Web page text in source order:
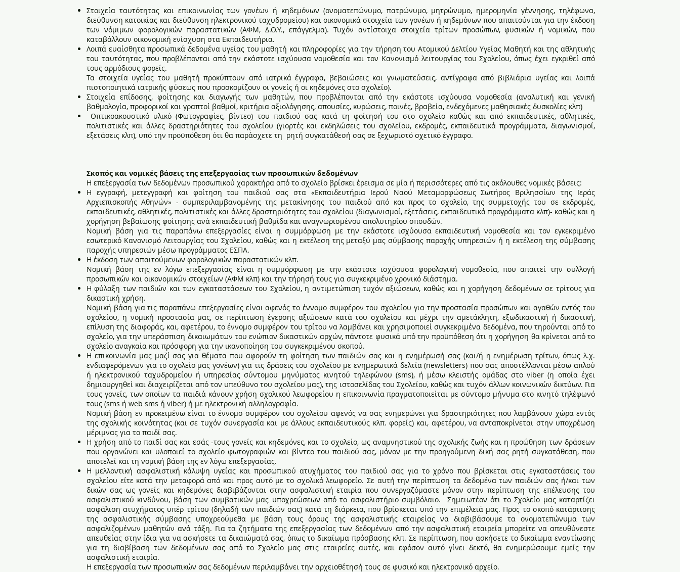
Στοιχεία ταυτότητας και επικοινωνίας των γονέων ή κηδεμόνων (ονοματεπώνυμο, πατρώνυμο, μητρώνυμο, ημερομηνία γέννησης, τηλέφωνα,
διεύθυνση κατοικίας και διεύθυνση ηλεκτρονικού ταχυδρομείου) και οικονομικά στοιχεία των γονέων ή κηδεμόνων που απαιτούνται για την έκδοση
των νόμιμων φορολογικών παραστατικών (ΑΦΜ, Δ.Ο.Υ., επάγγελμα). Τυχόν αντίστοιχα στοιχεία τρίτων προσώπων, φυσικών ή νομικών, που
καταβάλλουν οικονομική ενίσχυση στα Εκπαιδευτήρια.
Λοιπά ευαίσθητα προσωπικά δεδομένα υγείας του μαθητή και πληροφορίες για την τήρηση του Ατομικού Δελτίου Υγείας Μαθητή και της αθλητικής
του ταυτότητας, που προβλέπονται από την εκάστοτε ισχύουσα νομοθεσία και τον Κανονισμό λειτουργίας του Σχολείου, όπως έχει εγκριθεί από
τους αρμόδιους φορείς.
Τα στοιχεία υγείας του μαθητή προκύπτουν από ιατρικά έγγραφα, βεβαιώσεις και γνωματεύσεις, αντίγραφα από βιβλιάρια υγείας και λοιπά
πιστοποιητικά ιατρικής φύσεως που προσκομίζουν οι γονείς ή οι κηδεμόνες στο σχολείο).
Στοιχεία επίδοσης, φοίτησης και διαγωγής των μαθητών, που προβλέπονται από την εκάστοτε ισχύουσα νομοθεσία (αναλυτική και γενική
βαθμολογία, προφορικοί και γραπτοί βαθμοί, κριτήρια αξιολόγησης, απουσίες, κυρώσεις, ποινές, βραβεία, ενδεχόμενες μαθησιακές δυσκολίες κλπ)
Οπτικοακουστικό υλικό (Φωτογραφίες, βίντεο) του παιδιού σας κατά τη φοίτησή του στο σχολείο καθώς και από εκπαιδευτικές, αθλητικές,
πολιτιστικές και άλλες δραστηριότητες του σχολείου (γιορτές και εκδηλώσεις του σχολείου, εκδρομές, εκπαιδευτικά προγράμματα, διαγωνισμοί,
εξετάσεις κλπ), υπό την προϋπόθεση ότι θα παράσχετε τη ρητή συγκατάθεσή σας σε ξεχωριστό σχετικό έγγραφο.
Σκοπός και νομικές βάσεις της επεξεργασίας των προσωπικών δεδομένων
Η επεξεργασία των δεδομένων προσωπικού χαρακτήρα από το σχολείο βρίσκει έρεισμα σε μία ή περισσότερες από τις ακόλουθες νομικές βάσεις:
Η εγγραφή, μετεγγραφή και φοίτηση του παιδιού σας στα «Εκπαιδευτήρια Ιερού Ναού Μεταμορφώσεως Σωτήρος Βριλησσίων της Ιεράς
Αρχιεπισκοπής Αθηνών» - συμπεριλαμβανομένης της μετακίνησης του παιδιού από και προς το σχολείο, της συμμετοχής του σε εκδρομές,
εκπαιδευτικές, αθλητικές, πολιτιστικές και άλλες δραστηριότητες του σχολείου (διαγωνισμοί, εξετάσεις, εκπαιδευτικά προγράμματα κλπ)- καθώς και η
χορήγηση βεβαίωσης φοίτησης ανά εκπαιδευτική βαθμίδα και αναγνωρισμένου απολυτηρίου σπουδών.
Νομική βάση για τις παραπάνω επεξεργασίες είναι η συμμόρφωση με την εκάστοτε ισχύουσα εκπαιδευτική νομοθεσία και τον εγκεκριμένο
εσωτερικό Κανονισμό Λειτουργίας του Σχολείου, καθώς και η εκτέλεση της μεταξύ μας σύμβασης παροχής υπηρεσιών ή η εκτέλεση της σύμβασης
παροχής υπηρεσιών μέσω προγράμματος ΕΣΠΑ.
Η έκδοση των απαιτούμενων φορολογικών παραστατικών κλπ.
Νομική βάση της εν λόγω επεξεργασίας είναι η συμμόρφωση με την εκάστοτε ισχύουσα φορολογική νομοθεσία, που απαιτεί την συλλογή
προσωπικών και οικονομικών στοιχείων (ΑΦΜ κλπ) και την τήρησή τους για συγκεκριμένο χρονικό διάστημα.
Η φύλαξη των παιδιών και των εγκαταστάσεων του Σχολείου, η αντιμετώπιση τυχόν αξιώσεων, καθώς και η χορήγηση δεδομένων σε τρίτους για
δικαστική χρήση.
Νομική βάση για τις παραπάνω επεξεργασίες είναι αφενός το έννομο συμφέρον του σχολείου για την προστασία προσώπων και αγαθών εντός του
σχολείου, η νομική προστασία μας, σε περίπτωση έγερσης αξιώσεων κατά του σχολείου και μέχρι την αμετάκλητη, εξωδικαστική ή δικαστική,
επίλυση της διαφοράς, και, αφετέρου, το έννομο συμφέρον του τρίτου να λαμβάνει και χρησιμοποιεί συγκεκριμένα δεδομένα, που τηρούνται από το
σχολείο, για την υπεράσπιση δικαιωμάτων του ενώπιον δικαστικών αρχών, πάντοτε φυσικά υπό την προϋπόθεση ότι η χορήγηση θα κρίνεται από το
σχολείο αναγκαία και πρόσφορη για την ικανοποίηση του συγκεκριμένου σκοπού.
Η επικοινωνία μας μαζί σας για θέματα που αφορούν τη φοίτηση των παιδιών σας και η ενημέρωσή σας (και/ή η ενημέρωση τρίτων, όπως λ.χ.
ενδιαφερόμενων για το σχολείο μας γονέων) για τις δράσεις του σχολείου με ενημερωτικά δελτία (newsletters) που σας αποστέλλονται μέσω απλού
ή ηλεκτρονικού ταχυδρομείου ή υπηρεσίας σύντομου μηνύματος κινητού τηλεφώνου (sms), ή μέσω κλειστής ομάδας στο viber (η οποία έχει
δημιουργηθεί και διαχειρίζεται από τον υπεύθυνο του σχολείου μας), της ιστοσελίδας του Σχολείου, καθώς και τυχόν άλλων κοινωνικών δικτύων. Για
τους γονείς, των οποίων τα παιδιά κάνουν χρήση σχολικού λεωφορείου η επικοινωνία πραγματοποιείται με σύντομο μήνυμα στο κινητό τηλέφωνό
τους (sms ή web sms ή viber) ή με ηλεκτρονική αλληλογραφία.
Νομική βάση εν προκειμένω είναι το έννομο συμφέρον του σχολείου αφενός να σας ενημερώνει για δραστηριότητες που λαμβάνουν χώρα εντός
της σχολικής κοινότητας (και σε τυχόν συνεργασία και με άλλους εκπαιδευτικούς κλπ. φορείς) και, αφετέρου, να ανταποκρίνεται στην υποχρέωση
μέριμνας για το παιδί σας.
Η χρήση από το παιδί σας και εσάς -τους γονείς και κηδεμόνες, και το σχολείο, ως αναμνηστικού της σχολικής ζωής και η προώθηση των δράσεων
που οργανώνει και υλοποιεί το σχολείο φωτογραφιών και βίντεο του παιδιού σας, μόνον με την προηγούμενη δική σας ρητή συγκατάθεση, που
αποτελεί και τη νομική βάση της εν λόγω επεξεργασίας.
Η μελλοντική ασφαλιστική κάλυψη υγείας και προσωπικού ατυχήματος του παιδιού σας για το χρόνο που βρίσκεται στις εγκαταστάσεις του
σχολείου είτε κατά την μεταφορά από και προς αυτό με το σχολικό λεωφορείο. Σε αυτή την περίπτωση τα δεδομένα των παιδιών σας ή/και των
δικών σας ως γονείς και κηδεμόνες διαβιβάζονται στην ασφαλιστική εταιρία που συνεργαζόμαστε μόνον στην περίπτωση της επέλευσης του
ασφαλιστικού κινδύνου, βάση των συμβατικών μας υποχρεώσεων από το ασφαλιστήριο συμβόλαιο. Σημειωτέον ότι το Σχολείο μας καταρτίζει
ασφάλιση ατυχήματος υπέρ τρίτου (δηλαδή των παιδιών σας) κατά τη διάρκεια, που βρίσκεται υπό την επιμέλειά μας. Προς το σκοπό κατάρτισης
της ασφαλιστικής σύμβασης υποχρεούμεθα με βάση τους όρους της ασφαλιστικής εταιρείας να διαβιβάσουμε τα ονοματεπώνυμα των
ασφαλιζομένων μαθητών ανά τάξη. Για τα ζητήματα της επεξεργασίας των δεδομένων από την ασφαλιστική εταιρεία μπορείτε να απευθύνεστε
απευθείας στην ίδια για να ασκήσετε τα δικαιώματά σας, όπως το δικαίωμα πρόσβασης κλπ. Σε περίπτωση, που ασκήσετε το δικαίωμα εναντίωσης
για τη διαβίβαση των δεδομένων σας από το Σχολείο μας στις εταιρείες αυτές, και εφόσον αυτό γίνει δεκτό, θα ενημερώσουμε εμείς την
ασφαλιστική εταιρία.
Η επεξεργασία των προσωπικών σας δεδομένων περιλαμβάνει την αρχειοθέτησή τους σε φυσικό και ηλεκτρονικό αρχείο.